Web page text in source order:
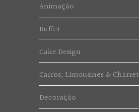
Animação
Buffet
Cake Design
Carros, Limousines & Charret
Decoração